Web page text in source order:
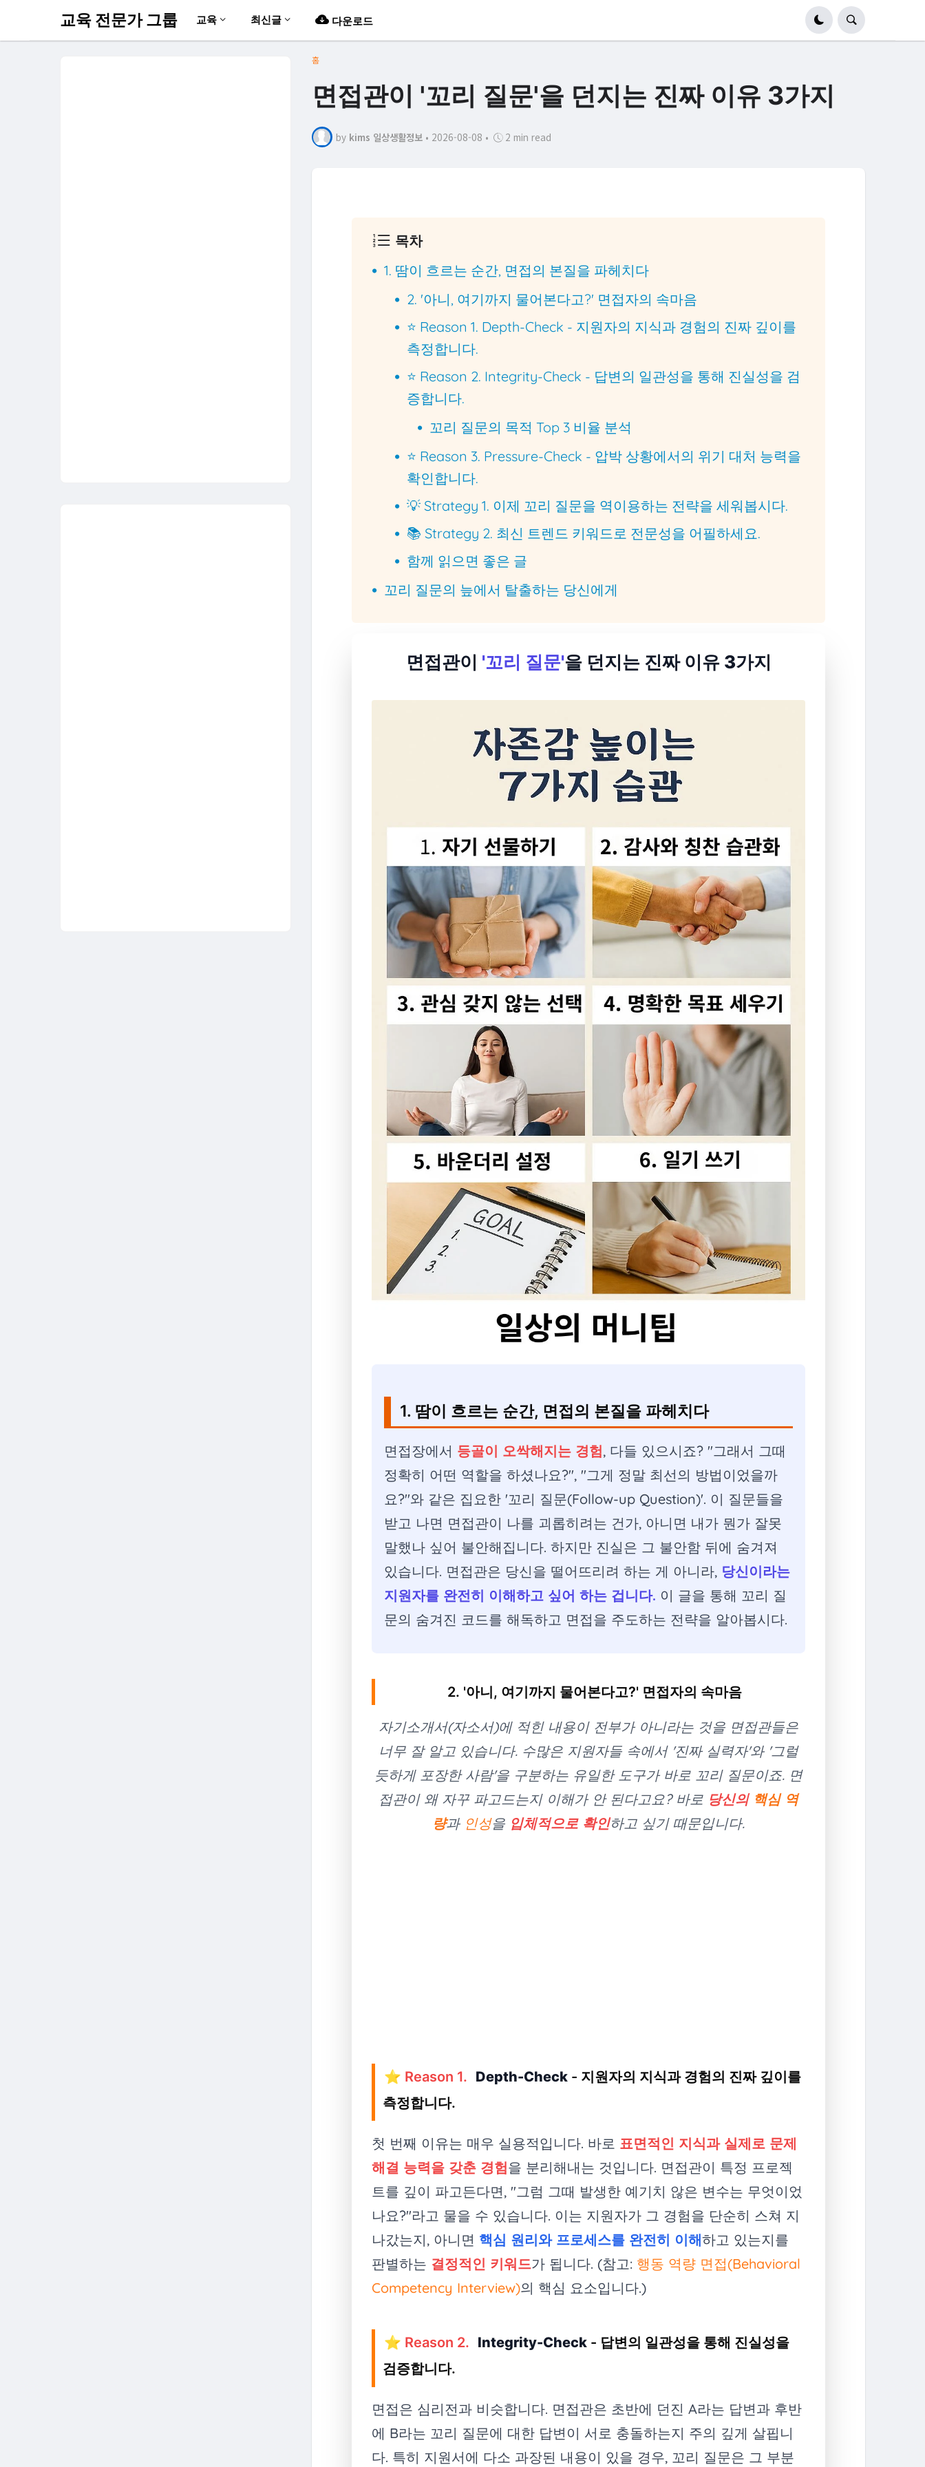
교육 전문가 그룹 교육 최신글 다운로드
홈
면접관이 '꼬리 질문'을 던지는 진짜 이유 3가지
by kims 일상생활정보 • 2026-08-08 • 2 min read
목차
1. 땀이 흐르는 순간, 면접의 본질을 파헤치다
2. '아니, 여기까지 물어본다고?' 면접자의 속마음
⭐ Reason 1. Depth-Check - 지원자의 지식과 경험의 진짜 깊이를
측정합니다.
⭐ Reason 2. Integrity-Check - 답변의 일관성을 통해 진실성을 검
증합니다.
꼬리 질문의 목적 Top 3 비율 분석
⭐ Reason 3. Pressure-Check - 압박 상황에서의 위기 대처 능력을
확인합니다.
💡 Strategy 1. 이제 꼬리 질문을 역이용하는 전략을 세워봅시다.
📚 Strategy 2. 최신 트렌드 키워드로 전문성을 어필하세요.
함께 읽으면 좋은 글
꼬리 질문의 늪에서 탈출하는 당신에게
면접관이 '꼬리 질문'을 던지는 진짜 이유 3가지
1. 땀이 흐르는 순간, 면접의 본질을 파헤치다
면접장에서 등골이 오싹해지는 경험, 다들 있으시죠? "그래서 그때
정확히 어떤 역할을 하셨나요?", "그게 정말 최선의 방법이었을까
요?"와 같은 집요한 '꼬리 질문(Follow-up Question)'. 이 질문들을
받고 나면 면접관이 나를 괴롭히려는 건가, 아니면 내가 뭔가 잘못
말했나 싶어 불안해집니다. 하지만 진실은 그 불안함 뒤에 숨겨져
있습니다. 면접관은 당신을 떨어뜨리려 하는 게 아니라, 당신이라는
지원자를 완전히 이해하고 싶어 하는 겁니다. 이 글을 통해 꼬리 질
문의 숨겨진 코드를 해독하고 면접을 주도하는 전략을 알아봅시다.
2. '아니, 여기까지 물어본다고?' 면접자의 속마음
자기소개서(자소서)에 적힌 내용이 전부가 아니라는 것을 면접관들은
너무 잘 알고 있습니다. 수많은 지원자들 속에서 '진짜 실력자'와 '그럴
듯하게 포장한 사람'을 구분하는 유일한 도구가 바로 꼬리 질문이죠. 면
접관이 왜 자꾸 파고드는지 이해가 안 된다고요? 바로 당신의 핵심 역
량과 인성을 입체적으로 확인하고 싶기 때문입니다.
⭐ Reason 1. Depth-Check - 지원자의 지식과 경험의 진짜 깊이를
측정합니다.
첫 번째 이유는 매우 실용적입니다. 바로 표면적인 지식과 실제로 문제
해결 능력을 갖춘 경험을 분리해내는 것입니다. 면접관이 특정 프로젝
트를 깊이 파고든다면, "그럼 그때 발생한 예기치 않은 변수는 무엇이었
나요?"라고 물을 수 있습니다. 이는 지원자가 그 경험을 단순히 스쳐 지
나갔는지, 아니면 핵심 원리와 프로세스를 완전히 이해하고 있는지를
판별하는 결정적인 키워드가 됩니다. (참고: 행동 역량 면접(Behavioral
Competency Interview)의 핵심 요소입니다.)
⭐ Reason 2. Integrity-Check - 답변의 일관성을 통해 진실성을
검증합니다.
면접은 심리전과 비슷합니다. 면접관은 초반에 던진 A라는 답변과 후반
에 B라는 꼬리 질문에 대한 답변이 서로 충돌하는지 주의 깊게 살핍니
다. 특히 지원서에 다소 과장된 내용이 있을 경우, 꼬리 질문은 그 부분